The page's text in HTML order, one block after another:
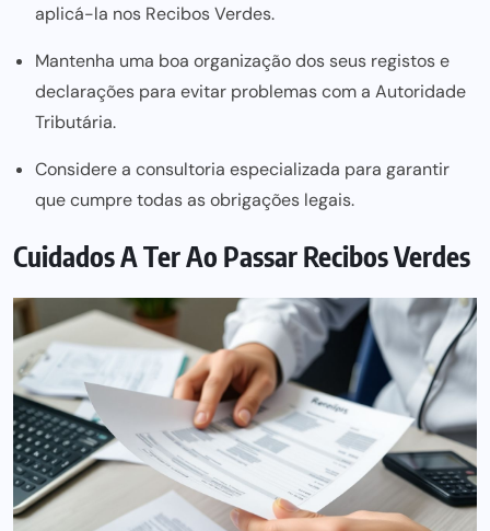
aplicá-la nos Recibos Verdes.
Mantenha uma boa organização dos seus registos e
declarações para evitar problemas com a Autoridade
Tributária.
Considere a consultoria especializada para garantir
que cumpre todas as obrigações legais.
Cuidados A Ter Ao Passar Recibos Verdes